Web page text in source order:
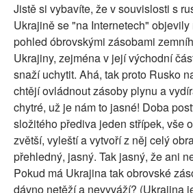
Jistě si vybavíte, že v souvislosti s
Ukrajině se "na Internetech"
pohled óbrovskými zásobami
Ukrajiny, zejména v její východní
snaží uchytit. Ahá, tak proto Rusko
chtějí ovládnout zásoby plynu a
chytré, už je nám to jasné! Doba
složitého přediva jeden střípek, vše
zvětší, vyleští a vytvoří z něj celý
přehledný, jasný. Tak jasný, že ani
Pokud má Ukrajina tak obrovské
dávno netěží a nevyváží? (Ukrajina